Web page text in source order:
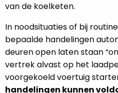
van de koelketen.
In noodsituaties of bij
bepaalde handelingen
deuren open laten staan
vertrek alvast op het
voorgekoeld voertuig
handelingen kunnen